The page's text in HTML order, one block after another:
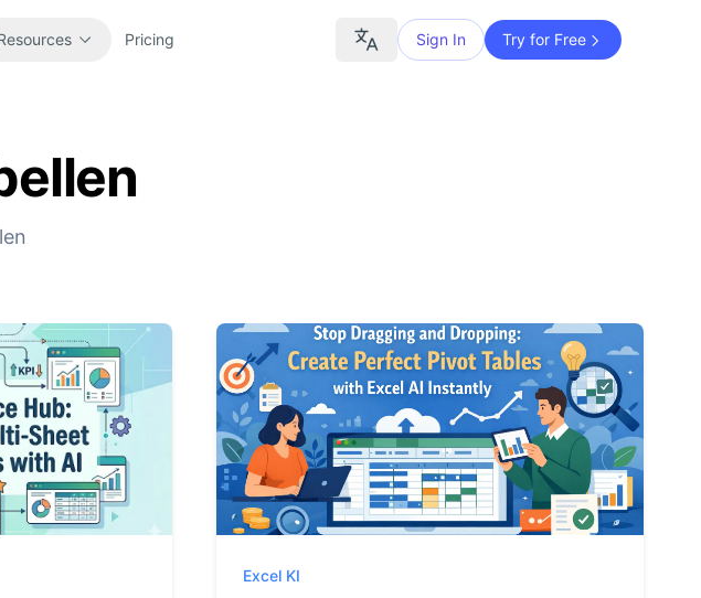
examples, and
setup, and usage
for analysis, reporting,
Pricing Sign In Try for Free
Excel KI